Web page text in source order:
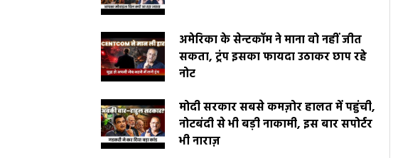
अमेरिका के सेन्टकॉम ने माना वो नहीं जीत
सकता, ट्रंप इसका फायदा उठाकर छाप रहे
नोट
मोदी सरकार सबसे कमज़ोर हालत में पहुंची,
नोटबंदी से भी बड़ी नाकामी, इस बार सपोर्टर
भी नाराज़